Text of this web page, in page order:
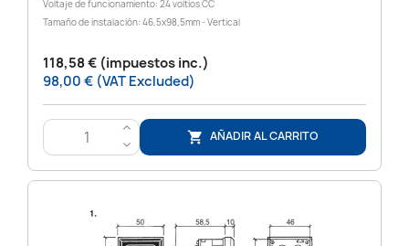
Voltaje de funcionamiento: 24 voltios CC
Tamaño de instalación: 46,5x98,5mm - Vertical
118,58 € (impuestos inc.)
98,00 € (VAT Excluded)
>
<
 AÑADIR AL CARRITO